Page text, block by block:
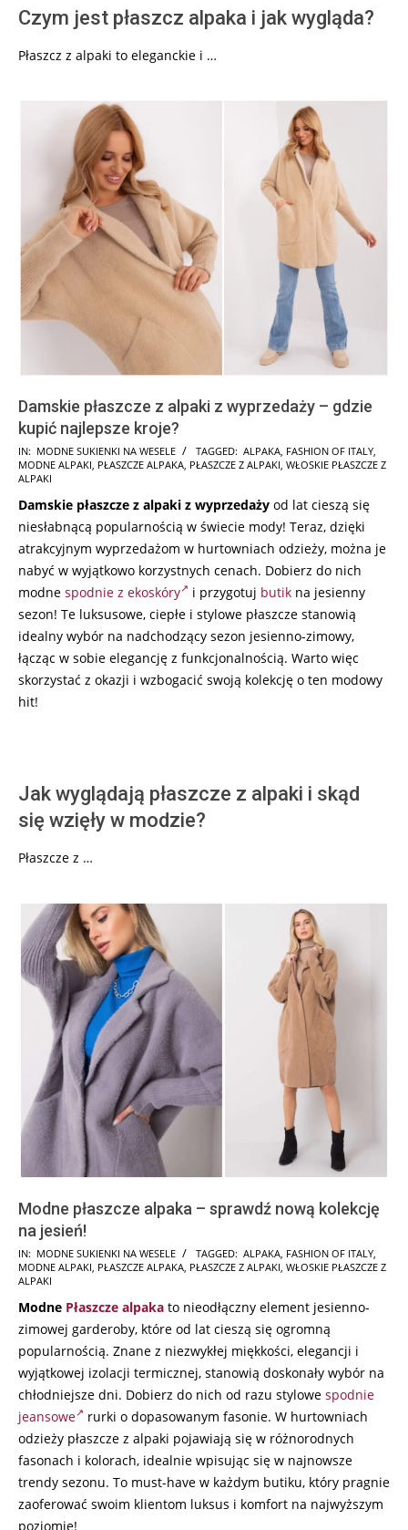
Czym jest płaszcz alpaka i jak wygląda?
Płaszcz z alpaki to eleganckie i …
Damskie płaszcze z alpaki z wyprzedaży – gdzie
kupić najlepsze kroje?
2024-
09-
IN: MODNE SUKIENKI NA WESELE TAGGED: ALPAKA FASHION OF ITALY
MODNE ALPAKI PŁASZCZE ALPAKA PŁASZCZE Z ALPAKI WŁOSKIE PŁASZCZE Z
ALPAKI
Damskie płaszcze z alpaki z wyprzedaży od lat cieszą się
niesłabnącą popularnością w świecie mody! Teraz, dzięki
atrakcyjnym wyprzedażom w hurtowniach odzieży, można je
nabyć w wyjątkowo korzystnych cenach. Dobierz do nich
modne spodnie z ekoskóry i przygotuj butik na jesienny
sezon! Te luksusowe, ciepłe i stylowe płaszcze stanowią
idealny wybór na nadchodzący sezon jesienno-zimowy,
łącząc w sobie elegancję z funkcjonalnością. Warto więc
skorzystać z okazji i wzbogacić swoją kolekcję o ten modowy
hit!
Jak wyglądają płaszcze z alpaki i skąd
się wzięły w modzie?
Płaszcze z …
Modne płaszcze alpaka – sprawdź nową kolekcję
na jesień!
2024-
08-
IN: MODNE SUKIENKI NA WESELE TAGGED: ALPAKA FASHION OF ITALY
MODNE ALPAKI PŁASZCZE ALPAKA PŁASZCZE Z ALPAKI WŁOSKIE PŁASZCZE Z
ALPAKI
Modne Płaszcze alpaka to nieodłączny element jesienno-
zimowej garderoby, które od lat cieszą się ogromną
popularnością. Znane z niezwykłej miękkości, elegancji i
wyjątkowej izolacji termicznej, stanowią doskonały wybór na
chłodniejsze dni. Dobierz do nich od razu stylowe spodnie
jeansowe
rurki o dopasowanym fasonie. W hurtowniach
odzieży płaszcze z alpaki pojawiają się w różnorodnych
fasonach i kolorach, idealnie wpisując się w najnowsze
trendy sezonu. To must-have w każdym butiku, który pragnie
zaoferować swoim klientom luksus i komfort na najwyższym
poziomie!